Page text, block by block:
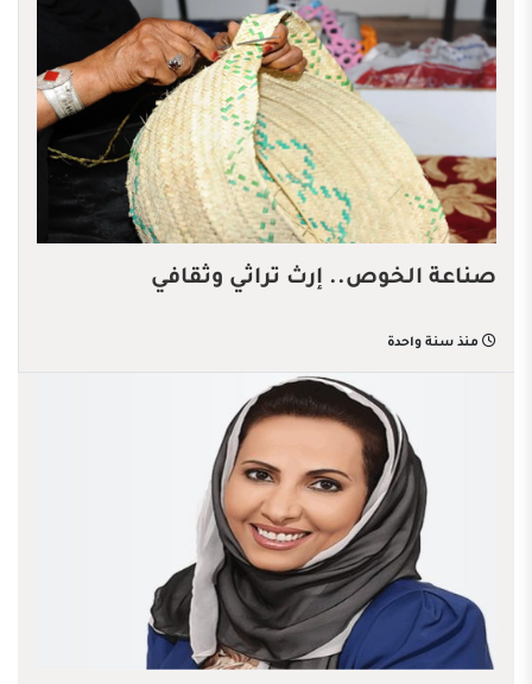
صناعة الخوص.. إرث تراثي وثقافي
منذ سنة واحدة